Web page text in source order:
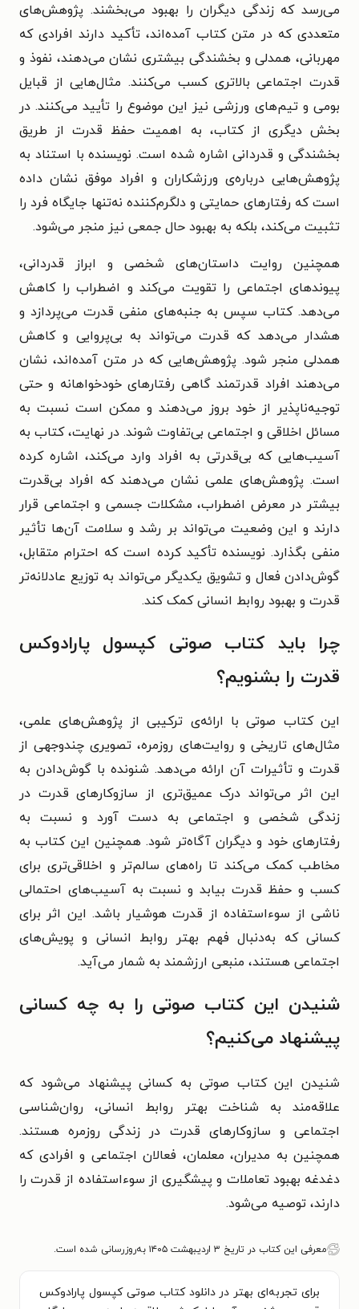
می‌رسد که زندگی دیگران را بهبود می‌بخشند. پژوهش‌های
متعددی که در متن کتاب آمده‌اند، تأکید دارند افرادی که
مهربانی، همدلی و بخشندگی بیشتری نشان می‌دهند، نفوذ و
قدرت اجتماعی بالاتری کسب می‌کنند. مثال‌هایی از قبایل
بومی و تیم‌های ورزشی نیز این موضوع را تأیید می‌کنند. در
بخش دیگری از کتاب، به اهمیت حفظ قدرت از طریق
بخشندگی و قدردانی اشاره شده است. نویسنده با استناد به
پژوهش‌هایی درباره‌ی ورزشکاران و افراد موفق نشان داده
است که رفتارهای حمایتی و دلگرم‌کننده نه‌تنها جایگاه فرد را
تثبیت می‌کند، بلکه به بهبود حال جمعی نیز منجر می‌شود.
همچنین روایت داستان‌های شخصی و ابراز قدردانی،
پیوندهای اجتماعی را تقویت می‌کند و اضطراب را کاهش
می‌دهد. کتاب سپس به جنبه‌های منفی قدرت می‌پردازد و
هشدار می‌دهد که قدرت می‌تواند به بی‌پروایی و کاهش
همدلی منجر شود. پژوهش‌هایی که در متن آمده‌اند، نشان
می‌دهند افراد قدرتمند گاهی رفتارهای خودخواهانه و حتی
توجیه‌ناپذیر از خود بروز می‌دهند و ممکن است نسبت به
مسائل اخلاقی و اجتماعی بی‌تفاوت شوند. در نهایت، کتاب به
آسیب‌هایی که بی‌قدرتی به افراد وارد می‌کند، اشاره کرده
است. پژوهش‌های علمی نشان می‌دهند که افراد بی‌قدرت
بیشتر در معرض اضطراب، مشکلات جسمی و اجتماعی قرار
دارند و این وضعیت می‌تواند بر رشد و سلامت آن‌ها تأثیر
منفی بگذارد. نویسنده تأکید کرده است که احترام متقابل،
گوش‌دادن فعال و تشویق یکدیگر می‌تواند به توزیع عادلانه‌تر
قدرت و بهبود روابط انسانی کمک کند.
چرا باید کتاب صوتی کپسول پارادوکس
قدرت را بشنویم؟
این کتاب صوتی با ارائه‌ی ترکیبی از پژوهش‌های علمی،
مثال‌های تاریخی و روایت‌های روزمره، تصویری چندوجهی از
قدرت و تأثیرات آن ارائه می‌دهد. شنونده با گوش‌دادن به
این اثر می‌تواند درک عمیق‌تری از سازوکارهای قدرت در
زندگی شخصی و اجتماعی به دست آورد و نسبت به
رفتارهای خود و دیگران آگاه‌تر شود. همچنین این کتاب به
مخاطب کمک می‌کند تا راه‌های سالم‌تر و اخلاقی‌تری برای
کسب و حفظ قدرت بیابد و نسبت به آسیب‌های احتمالی
ناشی از سوءاستفاده از قدرت هوشیار باشد. این اثر برای
کسانی که به‌دنبال فهم بهتر روابط انسانی و پویش‌های
اجتماعی هستند، منبعی ارزشمند به‌ شمار می‌آید.
شنیدن این کتاب صوتی را به چه کسانی
پیشنهاد می‌کنیم؟
شنیدن این کتاب صوتی به کسانی پیشنهاد می‌شود که
علاقه‌مند به شناخت بهتر روابط انسانی، روان‌شناسی
اجتماعی و سازوکارهای قدرت در زندگی روزمره هستند.
همچنین به مدیران، معلمان، فعالان اجتماعی و افرادی که
دغدغه بهبود تعاملات و پیشگیری از سوءاستفاده از قدرت را
دارند، توصیه می‌شود.
معرفی این کتاب در تاریخ ۳ اردیبهشت ۱۴۰۵ به‌روزرسانی شده است.
برای تجربه‌ای بهتر در دانلود کتاب صوتی کپسول پارادوکس